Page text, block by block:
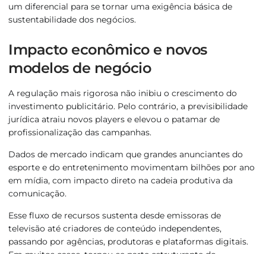
um diferencial para se tornar uma exigência básica de
sustentabilidade dos negócios.
Impacto econômico e novos
modelos de negócio
A regulação mais rigorosa não inibiu o crescimento do
investimento publicitário. Pelo contrário, a previsibilidade
jurídica atraiu novos players e elevou o patamar de
profissionalização das campanhas.
Dados de mercado indicam que grandes anunciantes do
esporte e do entretenimento movimentam bilhões por ano
em mídia, com impacto direto na cadeia produtiva da
comunicação.
Esse fluxo de recursos sustenta desde emissoras de
televisão até criadores de conteúdo independentes,
passando por agências, produtoras e plataformas digitais.